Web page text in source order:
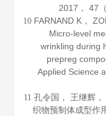
2017 ， 47
10 FARNAND K，
Micro-level
wrinkling during
prepreg
Applied Science
11 孔令国， 王继辉
织物预制体成型作